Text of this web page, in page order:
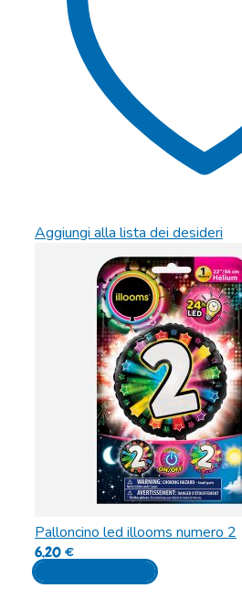
Aggiungi alla lista dei desideri
Palloncino led illooms numero 2
6,20€
Aggiungi al carrello